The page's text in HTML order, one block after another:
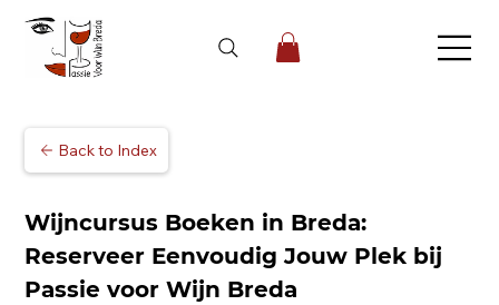
Back to Index
Wijncursus Boeken in Breda:
Reserveer Eenvoudig Jouw Plek bij
Passie voor Wijn Breda